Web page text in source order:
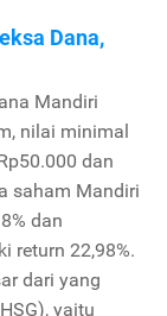
Dana,
Mandiri
nilai minimal
dan
saham Mandiri
dan
return 22,98%.
dari yang
yaitu